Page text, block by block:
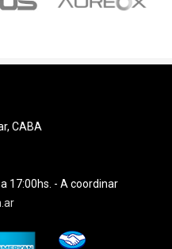
CABA
17:00hs. - A coordinar